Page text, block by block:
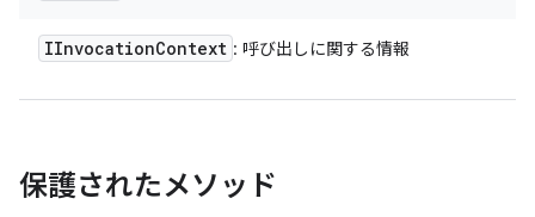
IInvocationContext : 呼び出しに関する情報
保護されたメソッド